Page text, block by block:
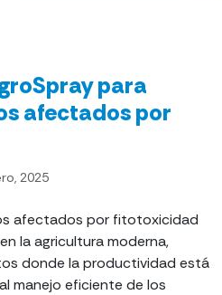
para
afectados por
2025
afectados por fitotoxicidad
la agricultura moderna,
donde la productividad está
manejo eficiente de los